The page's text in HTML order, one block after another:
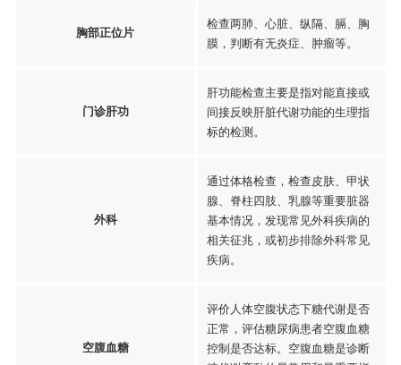
胸部正位片
检查两肺、心脏、纵隔、膈、胸
膜，判断有无炎症、肿瘤等。
门诊肝功
肝功能检查主要是指对能直接或
间接反映肝脏代谢功能的生理指
标的检测。
外科
通过体格检查，检查皮肤、甲状
腺、脊柱四肢、乳腺等重要脏器
基本情况，发现常见外科疾病的
相关征兆，或初步排除外科常见
疾病。
空腹血糖
评价人体空腹状态下糖代谢是否
正常，评估糖尿病患者空腹血糖
控制是否达标。空腹血糖是诊断